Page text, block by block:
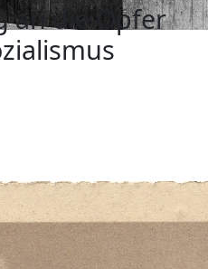
an die Opfer